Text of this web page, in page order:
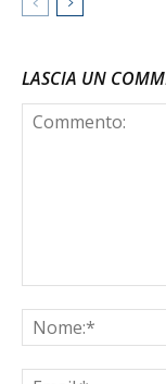
LASCIA UN